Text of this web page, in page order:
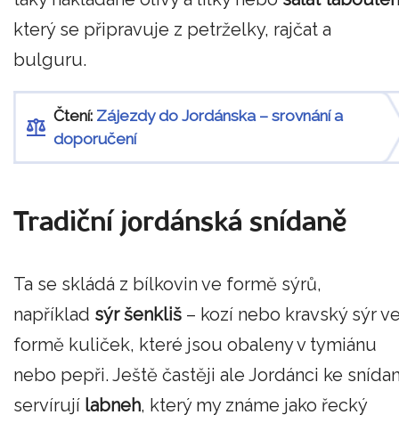
který se připravuje z petrželky, rajčat a
bulguru.
Čtení: Zájezdy do Jordánska – srovnání a
doporučení
Tradiční jordánská snídaně
Ta se skládá z bílkovin ve formě sýrů,
například sýr šenkliš – kozí nebo kravský sýr
formě kuliček, které jsou obaleny v tymiánu
nebo pepři. Ještě častěji ale Jordánci ke
servírují labneh, který my známe jako řecký